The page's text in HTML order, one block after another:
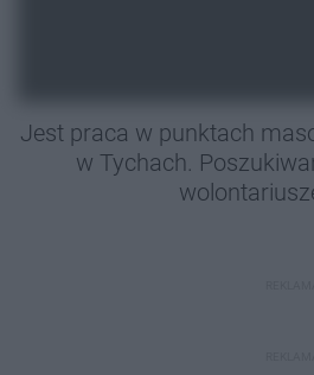
Jest praca w punktach
w Tychach.